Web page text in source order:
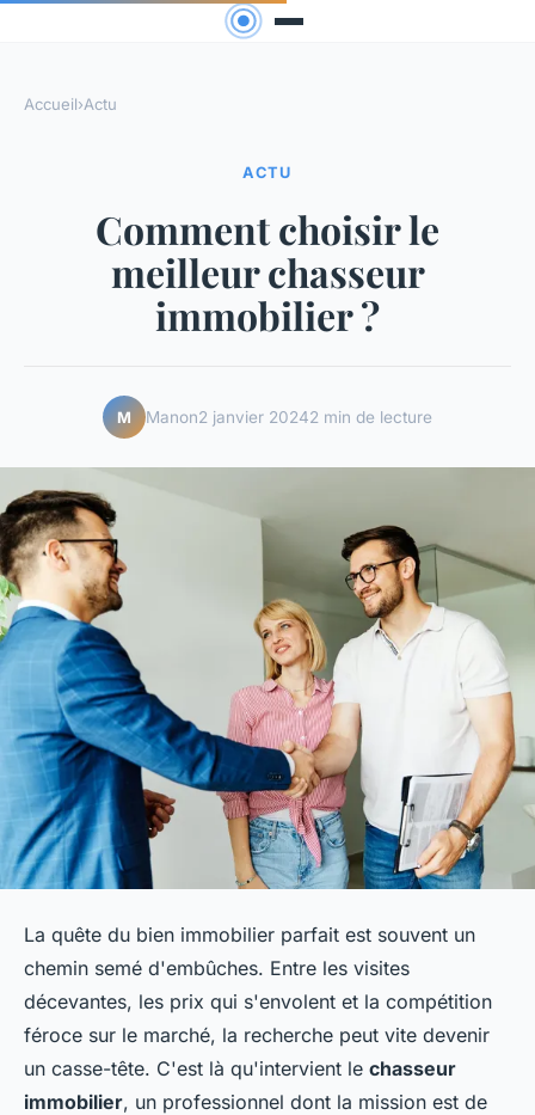
Accueil›Actu
ACTU
Comment choisir le
meilleur chasseur
immobilier ?
M Manon2 janvier 20242 min de lecture
La quête du bien immobilier parfait est souvent un
chemin semé d'embûches. Entre les visites
décevantes, les prix qui s'envolent et la compétition
féroce sur le marché, la recherche peut vite devenir
un casse-tête. C'est là qu'intervient le chasseur
immobilier, un professionnel dont la mission est de